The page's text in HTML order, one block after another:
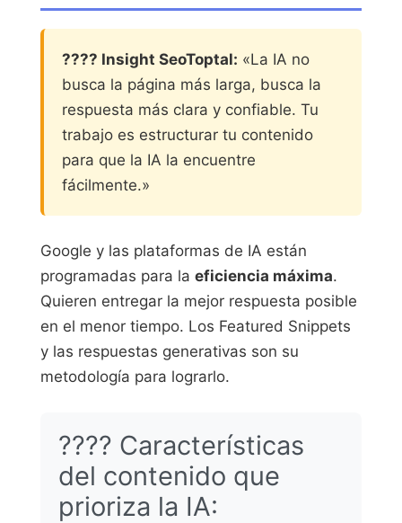
???? Insight SeoToptal: «La IA no
busca la página más larga, busca la
respuesta más clara y confiable. Tu
trabajo es estructurar tu contenido
para que la IA la encuentre
fácilmente.»
Google y las plataformas de IA están
programadas para la eficiencia máxima.
Quieren entregar la mejor respuesta posible
en el menor tiempo. Los Featured Snippets
y las respuestas generativas son su
metodología para lograrlo.
???? Características
del contenido que
prioriza la IA: